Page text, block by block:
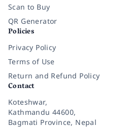
Scan to Buy
QR Generator
Policies
Privacy Policy
Terms of Use
Return and Refund Policy
Contact
Koteshwar,
Kathmandu 44600,
Bagmati Province, Nepal